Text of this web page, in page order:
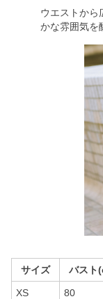
ウエストから
かな雰囲気を
サイズ バスト
XS 80